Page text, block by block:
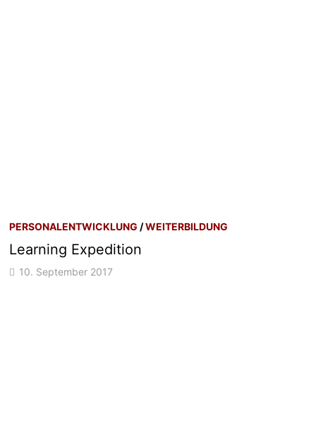
PERSONALENTWICKLUNG /WEITERBILDUNG
Learning Expedition
10. September 2017